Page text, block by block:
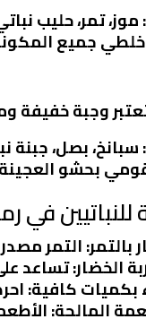
: موز، تمر، حليب
جميع
وجبة خفيفة
: سبانخ، بصل، جبنة
بحشو
للنباتيين في
بالتمر: التمر
الخضار: تساعد
بكميات كافية:
المالحة: